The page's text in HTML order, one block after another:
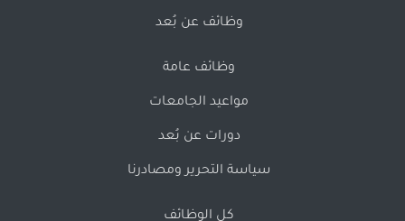
وظائف عن بُعد
وظائف عامة
مواعيد الجامعات
دورات عن بُعد
سياسة التحرير ومصادرنا
كل الوظائف